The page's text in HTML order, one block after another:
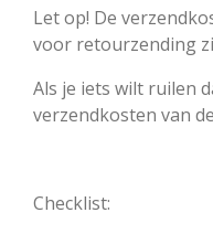
Let op! De
voor retourzending
Als je iets wilt ruilen
verzendkosten van
Checklist: